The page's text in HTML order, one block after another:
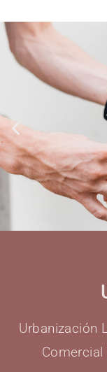
Urbanización